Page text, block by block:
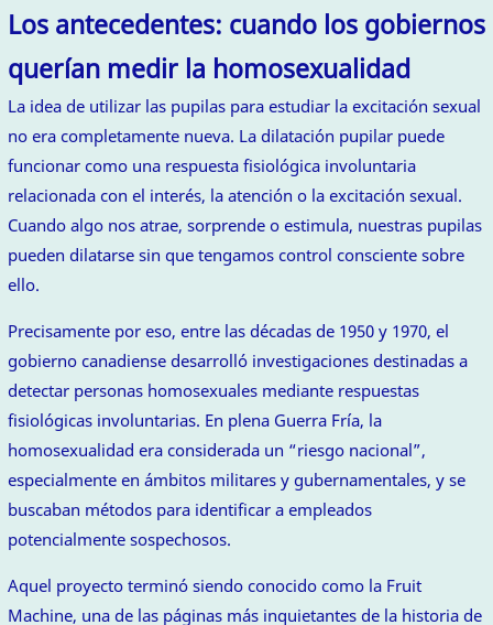
Los antecedentes: cuando los gobiernos
querían medir la homosexualidad
La idea de utilizar las pupilas para estudiar la excitación sexual
no era completamente nueva. La dilatación pupilar puede
funcionar como una respuesta fisiológica involuntaria
relacionada con el interés, la atención o la excitación sexual.
Cuando algo nos atrae, sorprende o estimula, nuestras pupilas
pueden dilatarse sin que tengamos control consciente sobre
ello.
Precisamente por eso, entre las décadas de 1950 y 1970, el
gobierno canadiense desarrolló investigaciones destinadas a
detectar personas homosexuales mediante respuestas
fisiológicas involuntarias. En plena Guerra Fría, la
homosexualidad era considerada un “riesgo nacional”,
especialmente en ámbitos militares y gubernamentales, y se
buscaban métodos para identificar a empleados
potencialmente sospechosos.
Aquel proyecto terminó siendo conocido como la Fruit
Machine, una de las páginas más inquietantes de la historia de